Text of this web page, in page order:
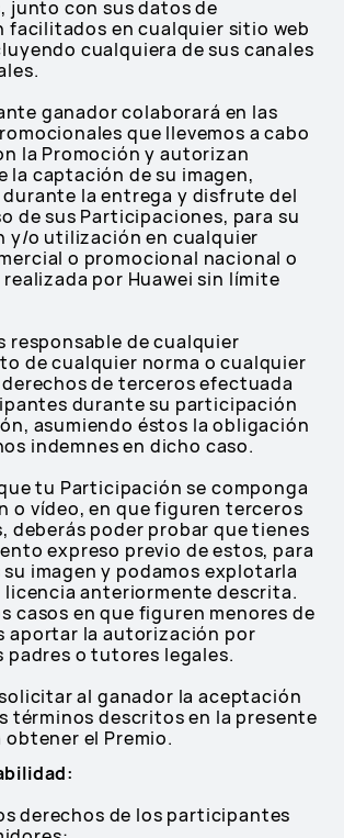
junto con sus datos de
en cualquier sitio web
cualquiera de sus canales
ganador colaborará en las
que llevemos a cabo
la Promoción y autorizan
la captación de su imagen,
durante la entrega y disfrute del
de sus Participaciones, para su
y/o utilización en cualquier
o promocional nacional o
por Huawei sin límite
responsable de cualquier
de cualquier norma o cualquier
de terceros efectuada
durante su participación
asumiendo éstos la obligación
indemnes en dicho caso.
tu Participación se componga
o vídeo, en que figuren terceros
deberás poder probar que tienes
expreso previo de estos, para
imagen y podamos explotarla
licencia anteriormente descrita.
casos en que figuren menores de
aportar la autorización por
padres o tutores legales.
al ganador la aceptación
términos descritos en la presente
obtener el Premio.
derechos de los participantes